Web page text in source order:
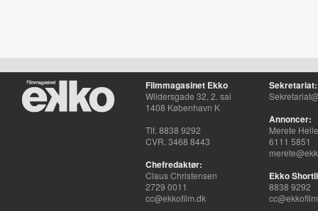
Filmmagasinet Ekko
Wildersgade 32, 2. sal
1408 København K
Tlf. 8838 9292
CVR. 3468 8443
Chefredaktør:
Claus Christensen
2729 0011
cc@ekkofilm.dk
Sekretariat:
Annoncer:
Merete
6111 5851
Ekko
8838 9292